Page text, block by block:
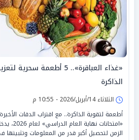
«غذاء العباقرة».. 5 أطعمة
الذاكرة
الثلاثاء 14/أبريل/2026 - 10:55 م
أطعمة لتقوية الذاكرة.. مع اقتراب الدقات
الزمن لتحصيل أكبر قدر من المعلومات وتثبيتها